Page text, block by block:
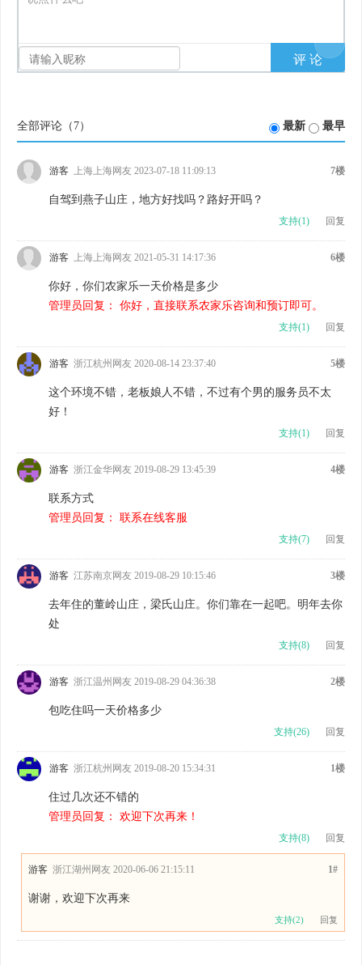
全部评论（ 7） 最新 最早
7楼
游客 上海上海网友 2023-07-18 11:09:13
自驾到燕子山庄，地方好找吗？路好开吗？
支持(1) 回复
6楼
游客 上海上海网友 2021-05-31 14:17:36
你好，你们农家乐一天价格是多少
管理员回复： 你好，直接联系农家乐咨询和预订即可。
支持(1) 回复
5楼
游客 浙江杭州网友 2020-08-14 23:37:40
这个环境不错，老板娘人不错，不过有个男的服务员不太
好！
支持(1) 回复
4楼
游客 浙江金华网友 2019-08-29 13:45:39
联系方式
管理员回复： 联系在线客服
支持(7) 回复
3楼
游客 江苏南京网友 2019-08-29 10:15:46
去年住的董岭山庄，梁氏山庄。你们靠在一起吧。明年去你
处
支持(8) 回复
2楼
游客 浙江温州网友 2019-08-29 04:36:38
包吃住吗一天价格多少
支持(26) 回复
1楼
游客 浙江杭州网友 2019-08-20 15:34:31
住过几次还不错的
管理员回复： 欢迎下次再来！
支持(8) 回复
1#
游客 浙江湖州网友 2020-06-06 21:15:11
谢谢，欢迎下次再来
支持(2) 回复